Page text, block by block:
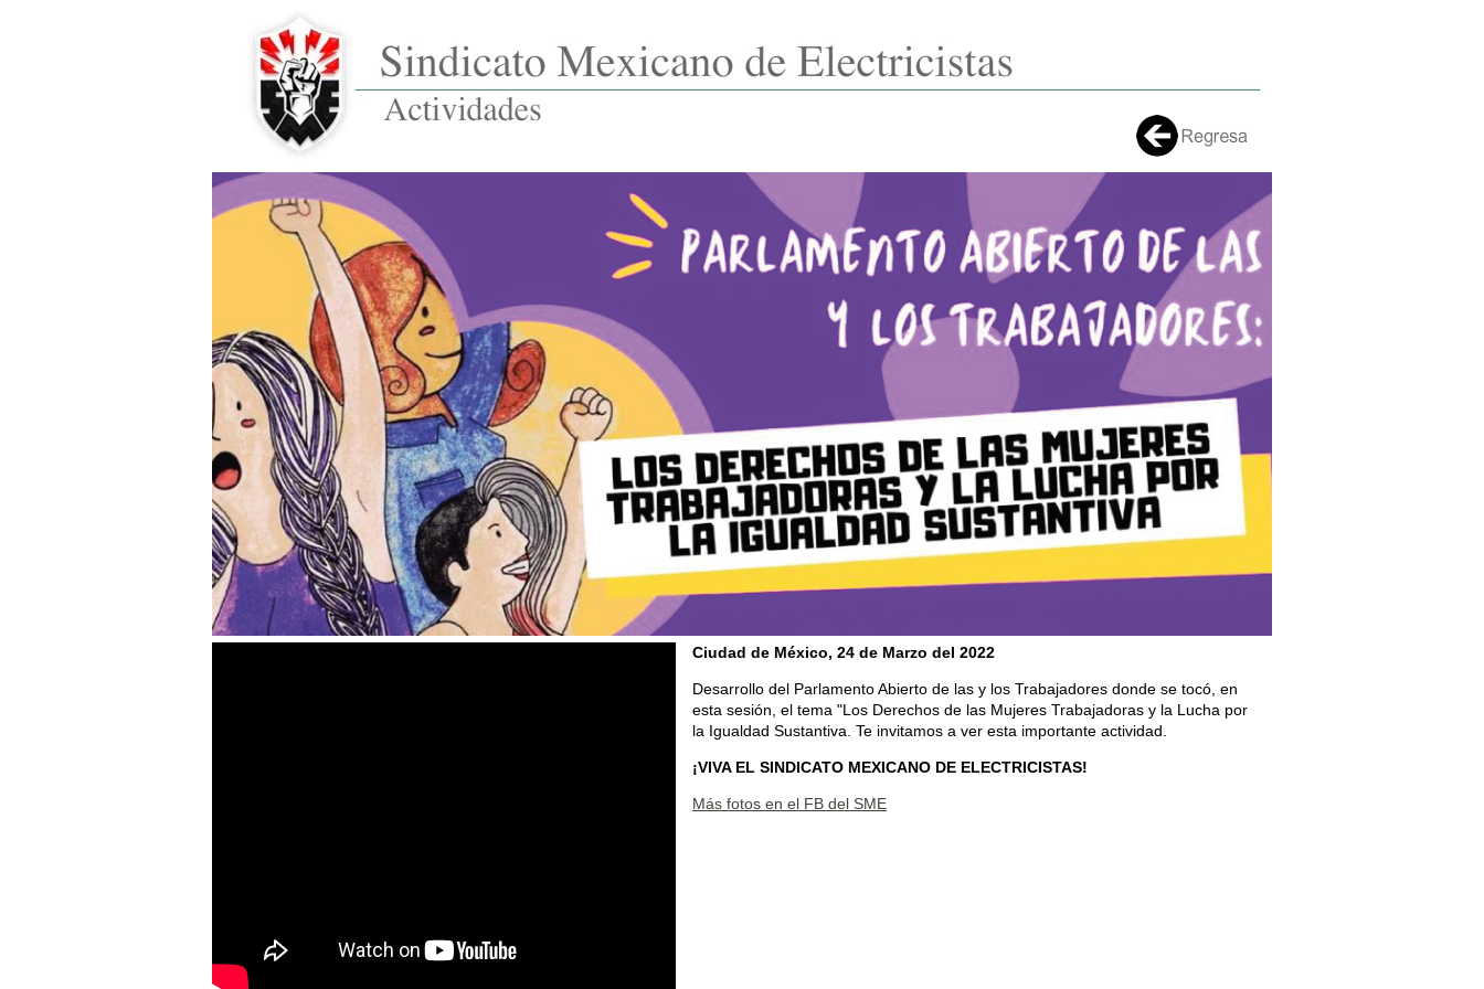
Ciudad de México, 24 de Marzo del 2022
Desarrollo del Parlamento Abierto de las y los Trabajadores donde se tocó, en
esta sesión, el tema "Los Derechos de las Mujeres Trabajadoras y la Lucha por
la Igualdad Sustantiva. Te invitamos a ver esta importante actividad.
¡VIVA EL SINDICATO MEXICANO DE ELECTRICISTAS!
Más fotos en el FB del SME